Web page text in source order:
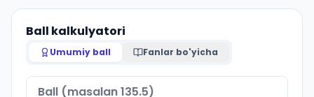
Ball kalkulyatori
Umumiy ball Fanlar bo'yicha